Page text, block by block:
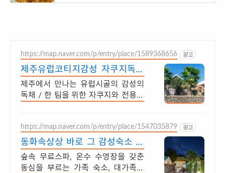
https://map.naver.com/p/entry/place/1589368656 광고
제주유럽코티지감성 자쿠지독채
프라이빗 제주여행, 유럽감성
제주에서 만나는 유럽시골의 감성의
독채 / 한 팀을 위한 자쿠지와 전용온
쿠지와 전용온실바베큐
https://map.naver.com/p/entry/place/1547035879 광고
동화속상상 바로 그 감성숙소 제
주서쪽 오설록근처 완벽독채
숲속 무료스파, 온수 수영장을 갖춘
동심을 부르는 가족 숙소, 대가족환